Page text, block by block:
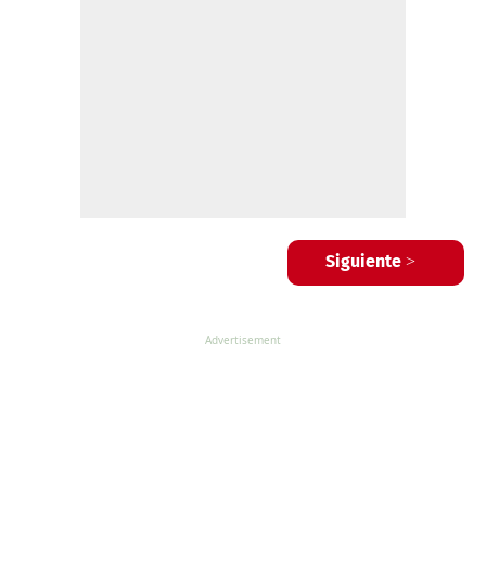
Siguiente >